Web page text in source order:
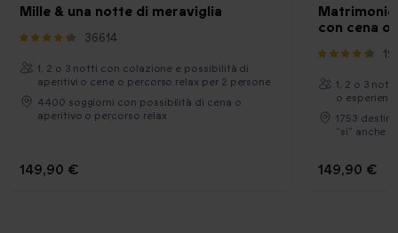
Mille & una notte di meraviglia
36614
1, 2 o 3 notti con colazione e possibilità di
aperitivi o cene o percorso relax per 2 persone
4400 soggiorni con possibilità di cena o
aperitivo o percorso relax
149,90 €
con cena o
1, 2 o 3
o
1753
“sì” anche
149,90 €